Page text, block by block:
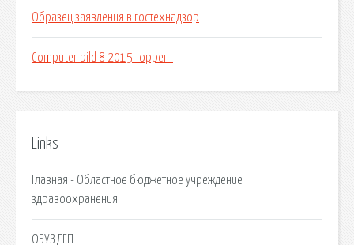
Образец заявления в гостехнадзор
Computer bild 8 2015 торрент
Links
Главная - Областное бюджетное учреждение
здравоохранения.
ОБУЗ ДГП